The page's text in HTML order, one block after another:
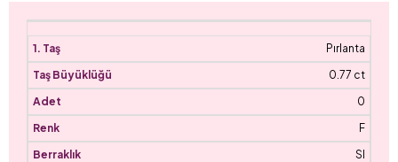
Pırlanta
0.77 ct
0
F
SI